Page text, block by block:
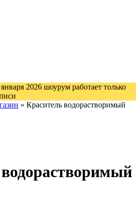
2026 шоурум работает только
» Краситель водорастворимый